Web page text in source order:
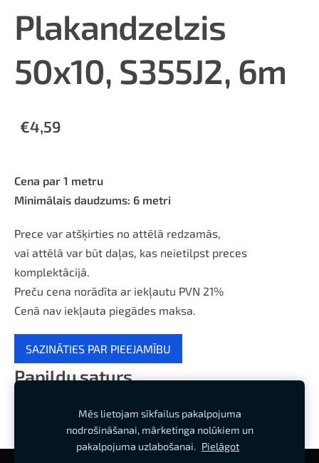
Papildu saturs
Plakandzelzis
50x10, S355J2, 6m
€4,59
Cena par 1 metru
Minimālais daudzums: 6 metri
Prece var atšķirties no attēlā redzamās,
vai attēlā var būt daļas, kas neietilpst preces
komplektācijā.
Preču cena norādīta ar iekļautu PVN 21%
Cenā nav iekļauta piegādes maksa.
SAZINĀTIES PAR PIEEJAMĪBU
Mēs lietojam sīkfailus pakalpojuma
nodrošināšanai, mārketinga nolūkiem un
pakalpojuma uzlabošanai. Pielāgot